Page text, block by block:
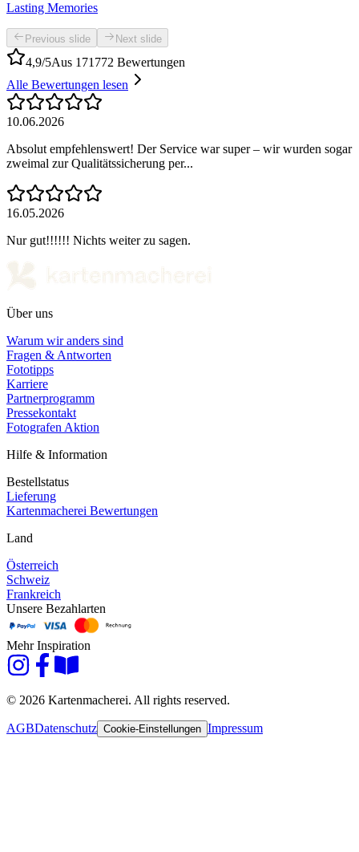
Lasting Memories
Previous slide Next slide
4,9/5Aus 171772 Bewertungen
Alle Bewertungen lesen
10.06.2026
Absolut empfehlenswert! Der Service war super – wir wurden sogar
zweimal zur Qualitätssicherung per...
16.05.2026
Nur gut!!!!!! Nichts weiter zu sagen.
Über uns
Warum wir anders sind
Fragen & Antworten
Fototipps
Karriere
Partnerprogramm
Pressekontakt
Fotografen Aktion
Hilfe & Information
Bestellstatus
Lieferung
Kartenmacherei Bewertungen
Land
Österreich
Schweiz
Frankreich
Unsere Bezahlarten
Mehr Inspiration
© 2026 Kartenmacherei. All rights reserved.
AGBDatenschutz Cookie-Einstellungen Impressum